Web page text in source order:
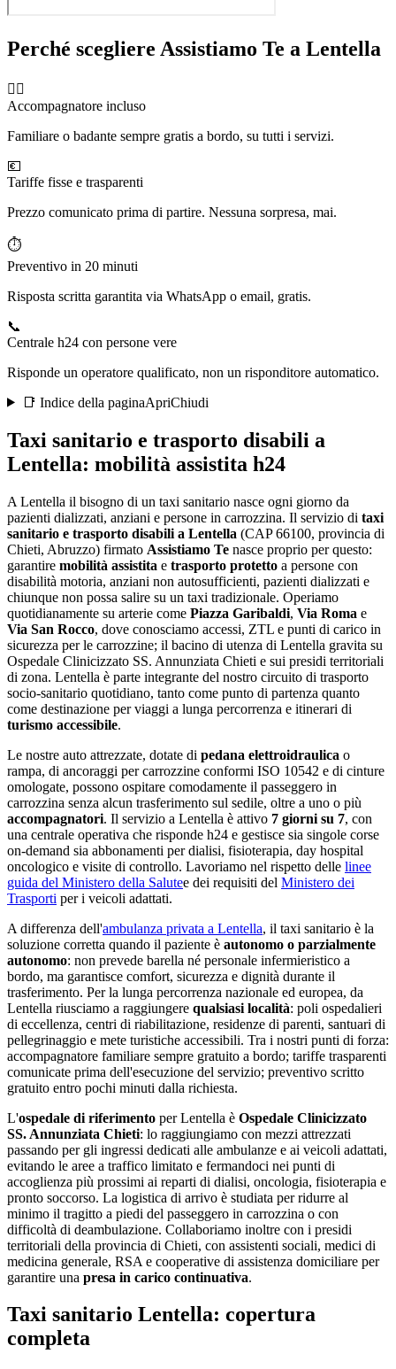
Perché scegliere Assistiamo Te a Lentella
🧑‍⚕️
Accompagnatore incluso
Familiare o badante sempre gratis a bordo, su tutti i servizi.
💶
Tariffe fisse e trasparenti
Prezzo comunicato prima di partire. Nessuna sorpresa, mai.
⏱️
Preventivo in 20 minuti
Risposta scritta garantita via WhatsApp o email, gratis.
📞
Centrale h24 con persone vere
Risponde un operatore qualificato, non un risponditore automatico.
📑 Indice della paginaApriChiudi
Taxi sanitario e trasporto disabili a
Lentella: mobilità assistita h24
A Lentella il bisogno di un taxi sanitario nasce ogni giorno da
pazienti dializzati, anziani e persone in carrozzina. Il servizio di taxi
sanitario e trasporto disabili a Lentella (CAP66100, provincia di
Chieti, Abruzzo) firmato Assistiamo Te nasce proprio per questo:
garantire mobilità assistita e trasporto protetto a persone con
disabilità motoria, anziani non autosufficienti, pazienti dializzati e
chiunque non possa salire su un taxi tradizionale. Operiamo
quotidianamente su arterie come Piazza Garibaldi, Via Roma e
Via San Rocco, dove conosciamo accessi, ZTL e punti di carico in
sicurezza per le carrozzine; il bacino di utenza di Lentella gravita su
Ospedale Clinicizzato SS. Annunziata Chieti e sui presidi territoriali
di zona. Lentella è parte integrante del nostro circuito di trasporto
socio-sanitario quotidiano, tanto come punto di partenza quanto
come destinazione per viaggi a lunga percorrenza e itinerari di
turismo accessibile.
Le nostre auto attrezzate, dotate di pedana elettroidraulica o
rampa, di ancoraggi per carrozzine conformi ISO 10542 e di cinture
omologate, possono ospitare comodamente il passeggero in
carrozzina senza alcun trasferimento sul sedile, oltre a uno o più
accompagnatori. Il servizio a Lentella è attivo 7 giorni su 7, con
una centrale operativa che risponde h24 e gestisce sia singole corse
on-demand sia abbonamenti per dialisi, fisioterapia, day hospital
oncologico e visite di controllo. Lavoriamo nel rispetto delle linee
guida del Ministero della Salutee dei requisiti del Ministero dei
Trasporti per i veicoli adattati.
A differenza dell'ambulanza privata a Lentella, il taxi sanitario è la
soluzione corretta quando il paziente è autonomo o parzialmente
autonomo: non prevede barella né personale infermieristico a
bordo, ma garantisce comfort, sicurezza e dignità durante il
trasferimento. Per la lunga percorrenza nazionale ed europea, da
Lentella riusciamo a raggiungere qualsiasi località: poli ospedalieri
di eccellenza, centri di riabilitazione, residenze di parenti, santuari di
pellegrinaggio e mete turistiche accessibili. Tra i nostri punti di forza:
accompagnatore familiare sempre gratuito a bordo; tariffe trasparenti
comunicate prima dell'esecuzione del servizio; preventivo scritto
gratuito entro pochi minuti dalla richiesta.
L'ospedale di riferimento perLentella è Ospedale Clinicizzato
SS. Annunziata Chieti: lo raggiungiamo con mezzi attrezzati
passando per gli ingressi dedicati alle ambulanze e ai veicoli adattati,
evitando le aree a traffico limitato e fermandoci nei punti di
accoglienza più prossimi ai reparti di dialisi, oncologia, fisioterapia e
pronto soccorso. La logistica di arrivo è studiata per ridurre al
minimo il tragitto a piedi del passeggero in carrozzina o con
difficoltà di deambulazione. Collaboriamo inoltre con i presidi
territoriali della provincia di Chieti, con assistenti sociali, medici di
medicina generale, RSA e cooperative di assistenza domiciliare per
garantire una presa in carico continuativa.
Taxi sanitario Lentella: copertura
completa